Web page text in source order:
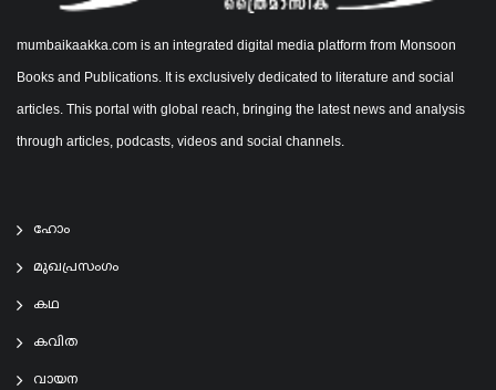
mumbaikaakka.com is an integrated digital media platform from Monsoon
Books and Publications. It is exclusively dedicated to literature and social
articles. This portal with global reach, bringing the latest news and analysis
through articles, podcasts, videos and social channels.
ഹോം
മുഖപ്രസംഗം
കഥ
കവിത
വായന